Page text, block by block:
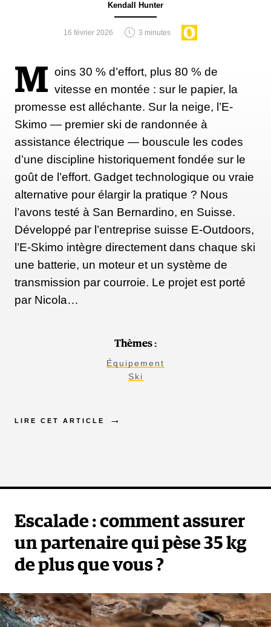
Kendall Hunter
16 février 2026 3 minutes
M oins 30 % d’effort, plus 80 % de
vitesse en montée : sur le papier, la
promesse est alléchante. Sur la neige, l’E-
Skimo — premier ski de randonnée à
assistance électrique — bouscule les codes
d’une discipline historiquement fondée sur le
goût de l’effort. Gadget technologique ou vraie
alternative pour élargir la pratique ? Nous
l’avons testé à San Bernardino, en Suisse.
Développé par l’entreprise suisse E-Outdoors,
l’E-Skimo intègre directement dans chaque ski
une batterie, un moteur et un système de
transmission par courroie. Le projet est porté
par Nicola…
Thèmes :
Équipement
Ski
LIRE CET ARTICLE
Escalade : comment assurer
un partenaire qui pèse 35 kg
de plus que vous ?